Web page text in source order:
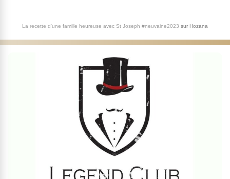
La recette d'une famille heureuse avec St Joseph #neuvaine2023 sur Hozana